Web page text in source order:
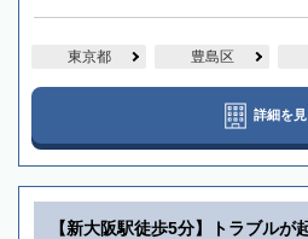
東京都 豊島区
詳細を見
【新大阪駅徒歩5分】トラブルが